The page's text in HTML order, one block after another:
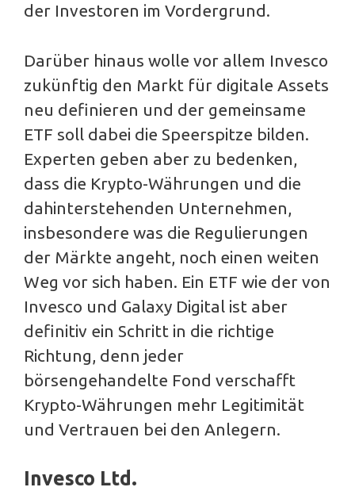
der Investoren im Vordergrund.
Darüber hinaus wolle vor allem Invesco
zukünftig den Markt für digitale Assets
neu definieren und der gemeinsame
ETF soll dabei die Speerspitze bilden.
Experten geben aber zu bedenken,
dass die Krypto-Währungen und die
dahinterstehenden Unternehmen,
insbesondere was die Regulierungen
der Märkte angeht, noch einen weiten
Weg vor sich haben. Ein ETF wie der von
Invesco und Galaxy Digital ist aber
definitiv ein Schritt in die richtige
Richtung, denn jeder
börsengehandelte Fond verschafft
Krypto-Währungen mehr Legitimität
und Vertrauen bei den Anlegern.
Invesco Ltd.